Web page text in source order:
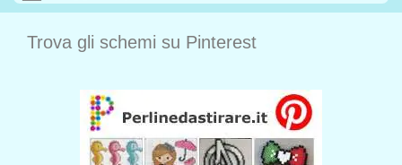
Trova gli schemi su Pinterest